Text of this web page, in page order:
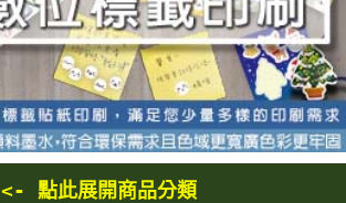
<- 點此展開商品分類